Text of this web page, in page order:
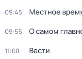
09:45 Местное
09:55 О самом
11:00 Вести